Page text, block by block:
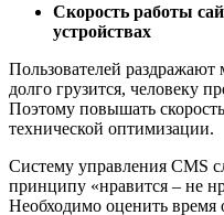
Скорость работы
устройствах
Пользователей
долго грузится, человеку
Поэтому повышать
технической оптимизации.
Систему управления CMS
принципу «нравится – не
Необходимо оценить время